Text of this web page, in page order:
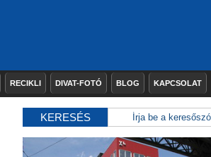
RECIKLI DIVAT-FOTÓ BLOG KAPCSOLAT
KERESÉS